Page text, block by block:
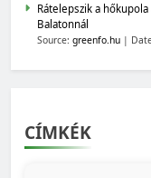
Rátelepszik a
Balatonnál
Source: greenfo.hu
CÍMKÉK